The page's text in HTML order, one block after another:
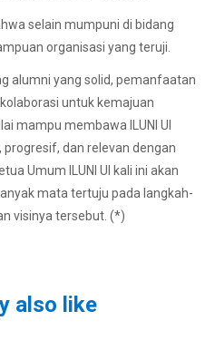
selain mumpuni di bidang
organisasi yang teruji.
alumni yang solid, pemanfaatan
untuk kemajuan
mampu membawa ILUNI UI
dan relevan dengan
Umum ILUNI UI kali ini akan
mata tertuju pada langkah-
visinya tersebut. (*)
also like